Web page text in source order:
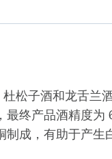
松子酒和龙舌兰
终产品酒精度为
成，有助于产生